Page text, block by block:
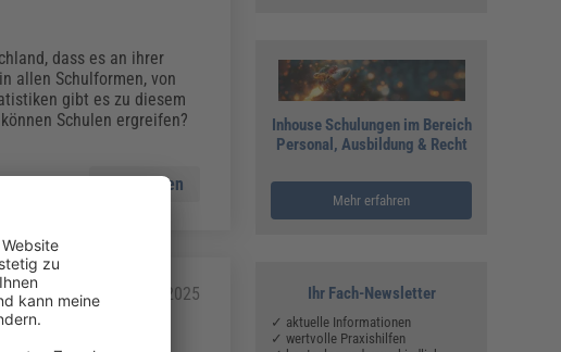
dass es an ihrer
allen Schulformen, von
gibt es zu diesem
Schulen ergreifen?
Mehr lesen
13.08.2025
Inhouse Schulungen im Bereich
Personal, Ausbildung & Recht
Mehr erfahren
Ihr Fach-Newsletter
✓ aktuelle Informationen
✓ wertvolle Praxishilfen